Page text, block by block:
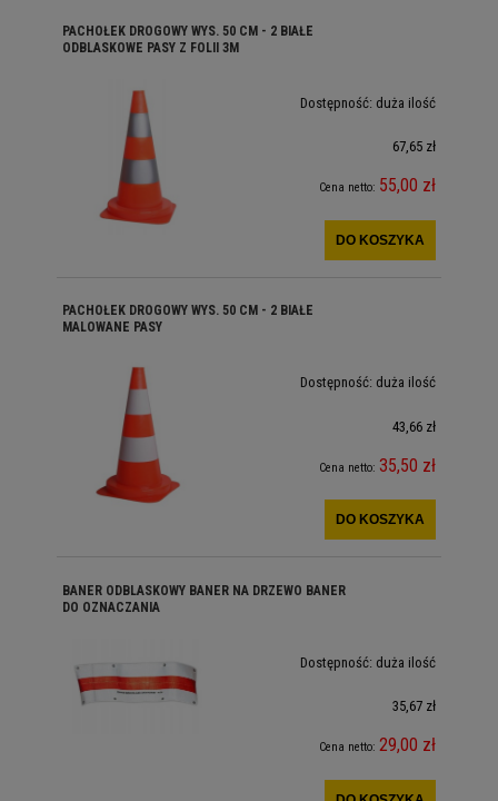
PACHOŁEK DROGOWY WYS. 50 CM - 2 BIAŁE
ODBLASKOWE PASY Z FOLII 3M
Dostępność: duża ilość
67,65 zł
Cena netto: 55,00 zł
DO KOSZYKA
PACHOŁEK DROGOWY WYS. 50 CM - 2 BIAŁE
MALOWANE PASY
Dostępność: duża ilość
43,66 zł
Cena netto: 35,50 zł
DO KOSZYKA
BANER ODBLASKOWY BANER NA DRZEWO BANER
DO OZNACZANIA
Dostępność: duża ilość
35,67 zł
Cena netto: 29,00 zł